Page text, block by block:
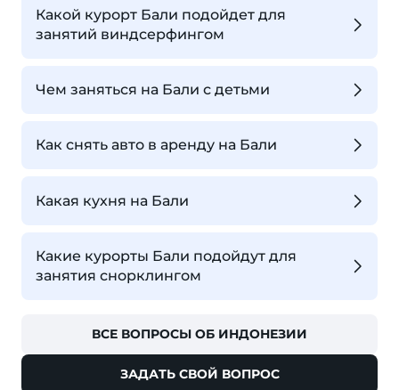
Какой курорт Бали подойдет для
занятий виндсерфингом
Чем заняться на Бали с детьми
Как снять авто в аренду на Бали
Какая кухня на Бали
Какие курорты Бали подойдут для
занятия снорклингом
ВСЕ ВОПРОСЫ ОБ ИНДОНЕЗИИ
ЗАДАТЬ СВОЙ ВОПРОС